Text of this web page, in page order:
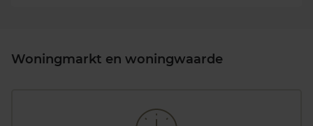
Woningmarkt en woningwaarde